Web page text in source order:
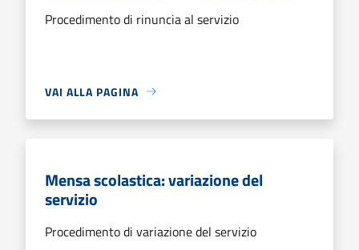
Procedimento di rinuncia al servizio
VAI ALLA PAGINA
Mensa scolastica: variazione del
servizio
Procedimento di variazione del servizio